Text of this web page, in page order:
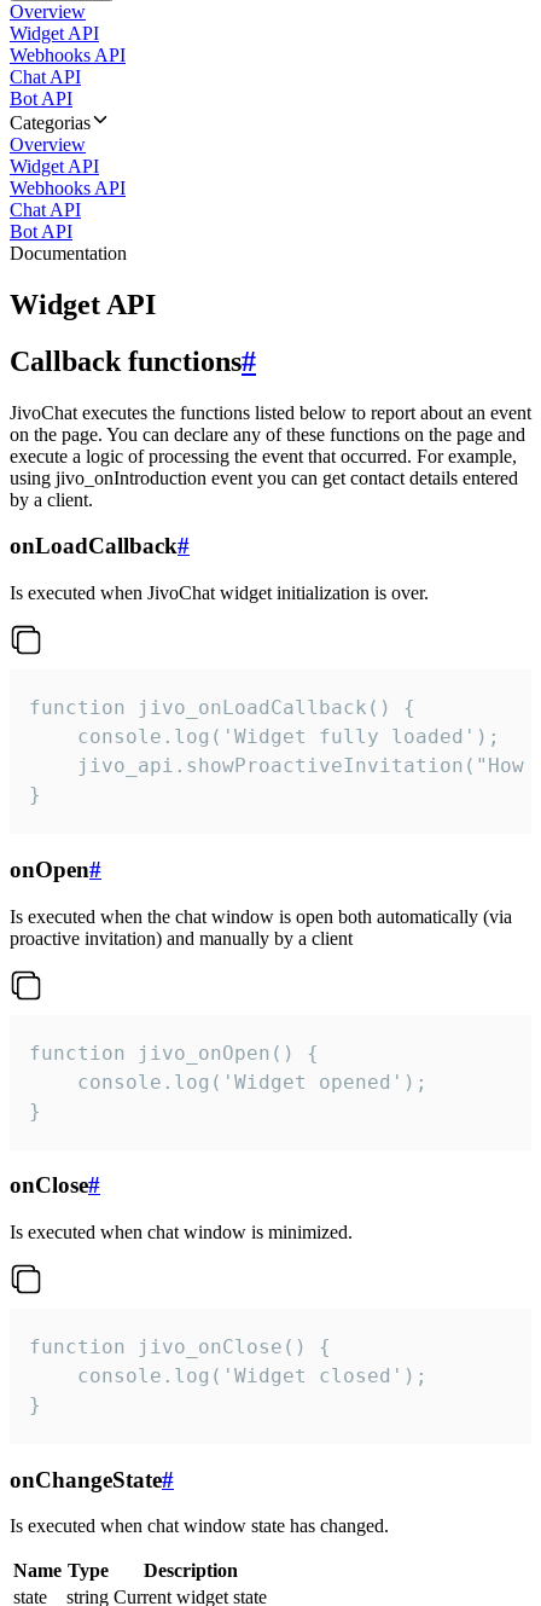
Overview
Widget API
Webhooks API
Chat API
Bot API
Categorias
Overview
Widget API
Webhooks API
Chat API
Bot API
Documentation
Widget API
Callback functions#
JivoChat executes the functions listed below to report about an event
on the page. You can declare any of these functions on the page and
execute a logic of processing the event that occurred. For example,
using jivo_onIntroduction event you can get contact details entered
by a client.
onLoadCallback#
Is executed when JivoChat widget initialization is over.
function jivo_onLoadCallback() {
    console.log('Widget fully loaded');
jivo_api.showProactiveInvitation("How
}
onOpen#
Is executed when the chat window is open both automatically (via
proactive invitation) and manually by a client
function jivo_onOpen() {
    console.log('Widget opened');
}
onClose#
Is executed when chat window is minimized.
function jivo_onClose() {
    console.log('Widget closed');
}
onChangeState#
Is executed when chat window state has changed.
Name Type
Description
state
string Current widget state